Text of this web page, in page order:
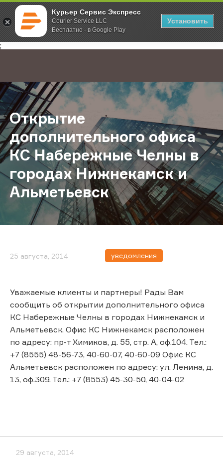
Курьер Сервис Экспресс
Courier Service LLC
Бесплатно - в Google Play
Установить
;
Главная О компании Новости Открытие дополнительного
Открытие
дополнительного офиса
КС Набережные Челны в
городах Нижнекамск и
Альметьевск
25 августа, 2014 уведомления
Уважаемые клиенты и партнеры! Рады Вам
сообщить об открытии дополнительного офиса
КС Набережные Челны в городах Нижнекамск и
Альметьевск. Офис КС Нижнекамск расположен
по адресу: пр-т Химиков, д. 55, стр. А, оф.104. Тел.:
+7 (8555) 48-56-73, 40-60-07, 40-60-09 Офис КС
Альметьевск расположен по адресу: ул. Ленина, д.
13, оф.309. Тел.: +7 (8553) 45-30-50, 40-04-02
29 августа, 2014